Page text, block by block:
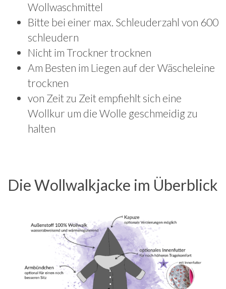
Wollwaschmittel
Bitte bei einer max. Schleuderzahl von 600
schleudern
Nicht im Trockner trocknen
Am Besten im Liegen auf der Wäscheleine
trocknen
von Zeit zu Zeit empfiehlt sich eine
Wollkur um die Wolle geschmeidig zu
halten
Die Wollwalkjacke im Überblick